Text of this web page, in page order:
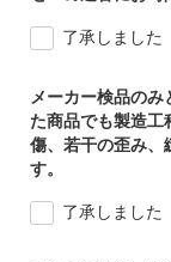
了承しました
メーカー検品のみ
た商品でも製造工
傷、若干の歪み、
す。
了承しました